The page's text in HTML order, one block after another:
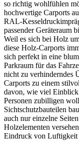
so richtig wohlfühlen
hochwertige Carports
RAL-
passender Geräteraum
Weil es sich bei Holz
diese Holz-Carports
sich perfekt in eine
Parkraum für das
nicht zu verhinderndes
Carports zu einem
davon, wie viel Einblick
Personen zubilligen
Sichtschutzbauteilen
auch nur einzelne
Holzelementen
Eindruck von Luftigkeit